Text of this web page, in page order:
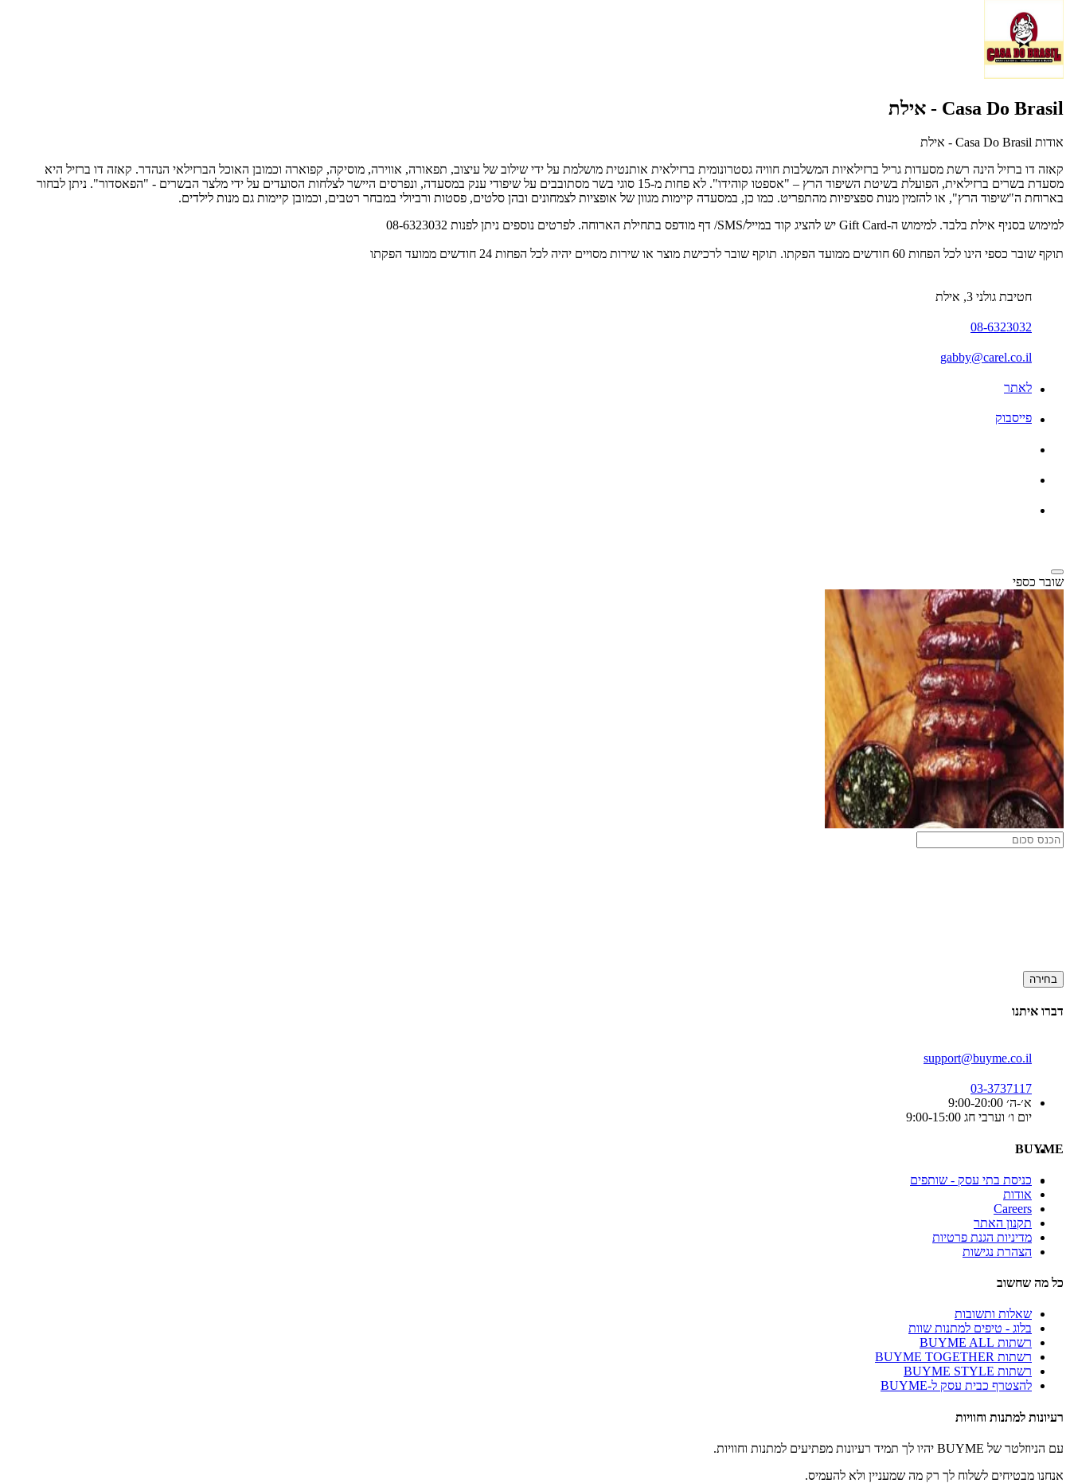
Casa Do Brasil - אילת
אודות Casa Do Brasil - אילת
קאזה דו ברזיל הינה רשת מסעדות גריל ברזילאיות המשלבות חוויה גסטרונומית ברזילאית אותנטית מושלמת על ידי שילוב של עיצוב, תפאורה, אווירה, מוסיקה, קפוארה וכמובן האוכל הברזילאי הנהדר. קאזה דו ברזיל היא
מסעדת בשרים ברזילאית, הפועלת בשיטת השיפוד הרץ – "אספטו קוהידו". לא פחות מ-15 סוגי בשר מסתובבים על שיפודי ענק במסעדה, ונפרסים היישר לצלחות הסועדים על ידי מלצר הבשרים - "הפאסדור". ניתן לבחור
בארוחת ה"שיפוד הרץ", או להזמין מנות ספציפיות מהתפריט. כמו כן, במסעדה קיימות מגוון של אופציות לצמחונים ובהן סלטים, פסטות ורביולי במבחר רטבים, וכמובן קיימות גם מנות לילדים.
למימוש בסניף אילת בלבד. למימוש ה-Gift Card יש להציג קוד במייל/SMS/ דף מודפס בתחילת הארוחה. לפרטים נוספים ניתן לפנות 08-6323032
תוקף שובר כספי הינו לכל הפחות 60 חודשים ממועד הפקתו. תוקף שובר לרכישת מוצר או שירות מסויים יהיה לכל הפחות 24 חודשים ממועד הפקתו
חטיבת גולני 3, אילת
08-6323032
gabby@carel.co.il
לאתר
פייסבוק
שובר כספי
בחירה
דברו איתנו
support@buyme.co.il
03-3737117
א׳-ה׳ 9:00-20:00
יום ו׳ וערבי חג 9:00-15:00
BUYME
כניסת בתי עסק - שותפים
אודות
Careers
תקנון האתר
מדיניות הגנת פרטיות
הצהרת נגישות
כל מה שחשוב
שאלות ותשובות
בלוג - טיפים למתנות שוות
רשתות BUYME ALL
רשתות BUYME TOGETHER
רשתות BUYME STYLE
להצטרף כבית עסק ל-BUYME
רעיונות למתנות וחוויות
עם הניוזלטר של BUYME יהיו לך תמיד רעיונות מפתיעים למתנות וחוויות.
אנחנו מבטיחים לשלוח לך רק מה שמעניין ולא להעמיס.